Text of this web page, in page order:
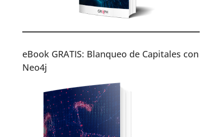
eBook GRATIS: Blanqueo de Capitales con
Neo4j